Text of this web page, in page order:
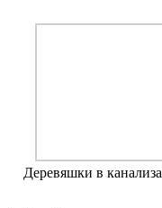
Деревяшки в